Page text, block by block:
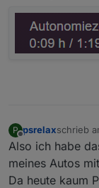
P
Offline
psrelaxschrieb
zuletzt
Also ich habe
meines Autos
Da heute kaum